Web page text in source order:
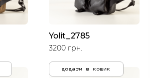
Yolit_2785
3200 грн.
додати в кошик